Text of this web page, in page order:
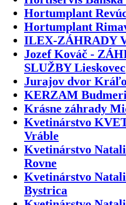
Hortumplant
Hortumplant
ILEX-ZÁHRADY
Jozef Kováč -
SLUŽBY Lieskovec
Jurajov dvor
KERZAM
Krásne záhrady
Kvetinárstvo
Vráble
Kvetinárstvo
Rovne
Kvetinárstvo Natali
Bystrica